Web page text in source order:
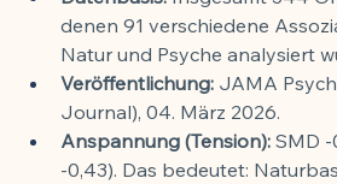
denen 91 verschiedene
Natur und Psyche analysiert
Veröffentlichung: JAMA
Journal), 04. März 2026.
Anspannung (Tension): SMD -
-0,43). Das bedeutet: